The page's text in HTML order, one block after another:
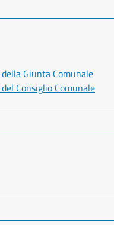
Giunta Comunale
Consiglio Comunale